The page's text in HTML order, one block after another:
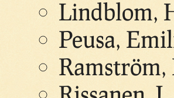
Lindblom,
Peusa,
Ramström,